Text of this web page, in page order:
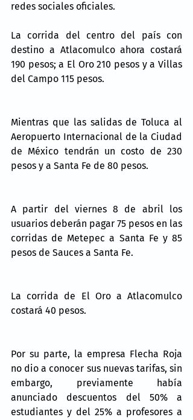
redes sociales oficiales.
La corrida del centro del país con
destino a Atlacomulco ahora costará
190 pesos; a El Oro 210 pesos y a Villas
del Campo 115 pesos.
Mientras que las salidas de Toluca al
Aeropuerto Internacional de la Ciudad
de México tendrán un costo de 230
pesos y a Santa Fe de 80 pesos.
A partir del viernes 8 de abril los
usuarios deberán pagar 75 pesos en las
corridas de Metepec a Santa Fe y 85
pesos de Sauces a Santa Fe.
La corrida de El Oro a Atlacomulco
costará 40 pesos.
Por su parte, la empresa Flecha Roja
no dio a conocer sus nuevas tarifas, sin
embargo, previamente había
anunciado descuentos del 50% a
estudiantes y del 25% a profesores a